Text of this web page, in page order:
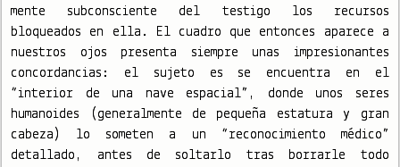
mente subconsciente del testigo los recursos
bloqueados en ella. El cuadro que entonces aparece a
nuestros ojos presenta siempre unas impresionantes
concordancias: el sujeto es se encuentra en el
“interior de una nave espacial”, donde unos seres
humanoides (generalmente de pequeña estatura y gran
cabeza) lo someten a un “reconocimiento médico”
detallado, antes de soltarlo tras borrarle todo